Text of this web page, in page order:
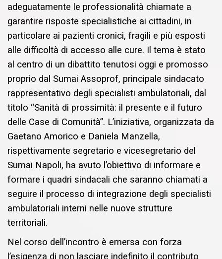
adeguatamente le professionalità chiamate a
garantire risposte specialistiche ai cittadini, in
particolare ai pazienti cronici, fragili e più esposti
alle difficoltà di accesso alle cure. Il tema è stato
al centro di un dibattito tenutosi oggi e promosso
proprio dal Sumai Assoprof, principale sindacato
rappresentativo degli specialisti ambulatoriali, dal
titolo “Sanità di prossimità: il presente e il futuro
delle Case di Comunità”. L’iniziativa, organizzata da
Gaetano Amorico e Daniela Manzella,
rispettivamente segretario e vicesegretario del
Sumai Napoli, ha avuto l’obiettivo di informare e
formare i quadri sindacali che saranno chiamati a
seguire il processo di integrazione degli specialisti
ambulatoriali interni nelle nuove strutture
territoriali.
Nel corso dell’incontro è emersa con forza
l’esigenza di non lasciare indefinito il contributo